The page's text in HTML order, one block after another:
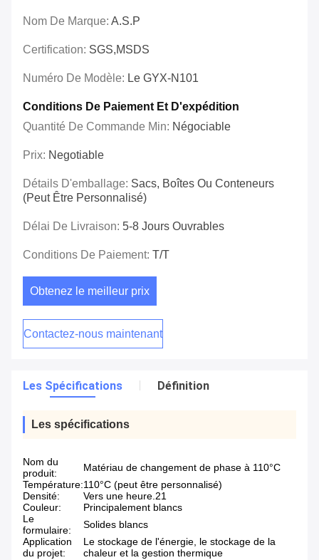
Nom De Marque: A.S.P
Certification: SGS,MSDS
Numéro De Modèle: Le GYX-N101
Conditions De Paiement Et D'expédition
Quantité De Commande Min: Négociable
Prix: Negotiable
Détails D'emballage: Sacs, Boîtes Ou Conteneurs
(peut Être Personnalisé)
Délai De Livraison: 5-8 Jours Ouvrables
Conditions De Paiement: T/T
Obtenez le meilleur prix
Contactez-nous maintenant
Les Spécifications Définition
Les spécifications
Nom du
produit:
Matériau de changement de phase à 110°C
Température:110°C (peut être personnalisé)
Densité:
Vers une heure.21
Couleur:
Principalement blancs
Le
formulaire:
Solides blancs
Application
du projet:
Le stockage de l'énergie, le stockage de la
chaleur et la gestion thermique